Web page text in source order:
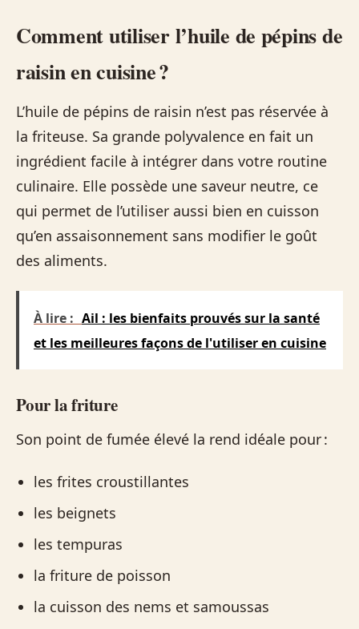
Comment utiliser l’huile de pépins de
raisin en cuisine ?
L’huile de pépins de raisin n’est pas réservée à
la friteuse. Sa grande polyvalence en fait un
ingrédient facile à intégrer dans votre routine
culinaire. Elle possède une saveur neutre, ce
qui permet de l’utiliser aussi bien en cuisson
qu’en assaisonnement sans modifier le goût
des aliments.
À lire : Ail : les bienfaits prouvés sur la santé
et les meilleures façons de l'utiliser en cuisine
Pour la friture
Son point de fumée élevé la rend idéale pour :
les frites croustillantes
les beignets
les tempuras
la friture de poisson
la cuisson des nems et samoussas